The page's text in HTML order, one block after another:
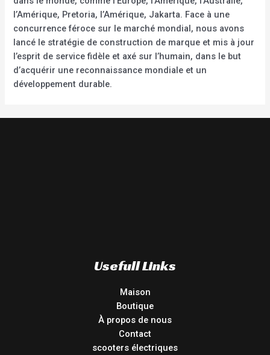
l’Amérique, Pretoria, l’Amérique, Jakarta. Face à une
concurrence féroce sur le marché mondial, nous avons
lancé le stratégie de construction de marque et mis à jour
l’esprit de service fidèle et axé sur l’humain, dans le but
d’acquérir une reconnaissance mondiale et un
développement durable.
Usefull Links
Maison
Boutique
À propos de nous
Contact
scooters électriques